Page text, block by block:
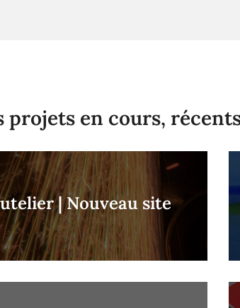
projets en cours,
| Nouveau site